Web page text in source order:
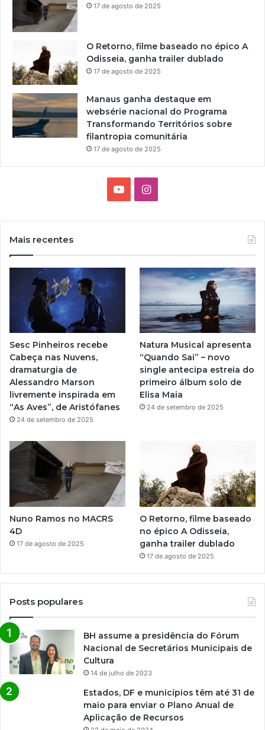
17 de agosto de 2025
O Retorno, filme baseado no épico A
Odisseia, ganha trailer dublado
17 de agosto de 2025
Manaus ganha destaque em
websérie nacional do Programa
Transformando Territórios sobre
filantropia comunitária
17 de agosto de 2025
e
I
g
r
a
m
Mais recentes
Sesc Pinheiros recebe
Cabeça nas Nuvens,
dramaturgia de
Alessandro Marson
livremente inspirada em
“As Aves”, de Aristófanes
24 de setembro de 2025
Natura Musical apresenta
“Quando Sai” – novo
single antecipa estreia do
primeiro álbum solo de
Elisa Maia
24 de setembro de 2025
Nuno Ramos no MACRS
4D
17 de agosto de 2025
O Retorno, filme baseado
no épico A Odisseia,
ganha trailer dublado
17 de agosto de 2025
Posts populares
BH assume a presidência do Fórum
Nacional de Secretários Municipais de
Cultura
14 de julho de 2023
Estados, DF e municípios têm até 31 de
maio para enviar o Plano Anual de
Aplicação de Recursos